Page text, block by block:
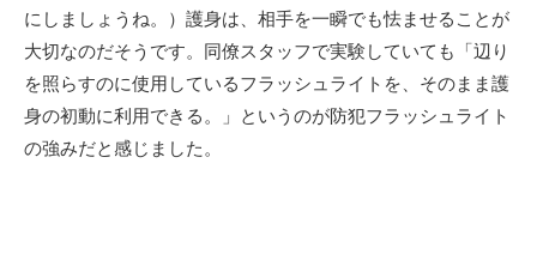
にしましょうね。）護身は、相手を一瞬でも怯ませることが
大切なのだそうです。同僚スタッフで実験していても「辺り
を照らすのに使用しているフラッシュライトを、そのまま護
身の初動に利用できる。」というのが防犯フラッシュライト
の強みだと感じました。